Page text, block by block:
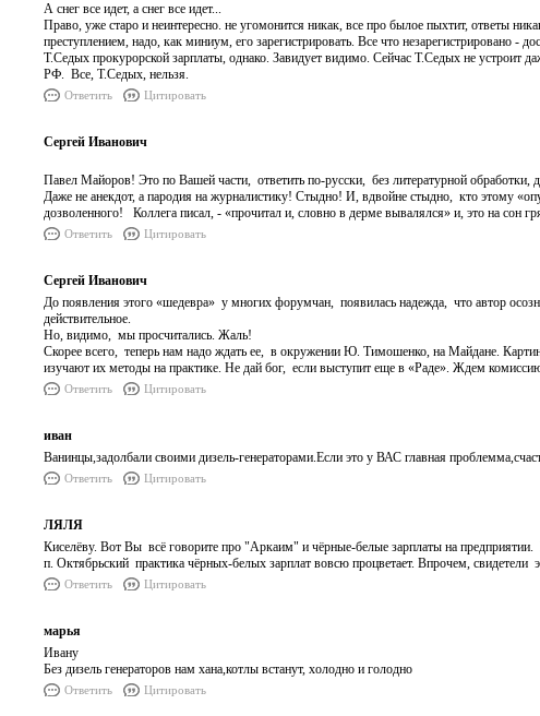
А снег все идет, а снег все идет...
Право, уже старо и неинтересно. не угомонится никак, все про былое пыхтит, ответы
преступлением, надо, как миниум, его зарегистрировать. Все что незарегистрировано -
Т.Седых прокурорской зарплаты, однако. Завидует видимо. Сейчас Т.Седых не устроит
РФ. Все, Т.Седых, нельзя.
Ответить Цитировать
Сергей Иванович
Павел Майоров! Это по Вашей части, ответить по-русски, без литературной обработки,
Даже не анекдот, а пародия на журналистику! Стыдно! И, вдвойне стыдно, кто этому
дозволенного! Коллега писал, - «прочитал и, словно в дерме вывалялся» и, это на сон
Ответить Цитировать
Сергей Иванович
До появления этого «шедевра» у многих форумчан, появилась надежда, что автор
действительное.
Но, видимо, мы просчитались. Жаль!
Скорее всего, теперь нам надо ждать ее, в окружении Ю. Тимошенко, на Майдане.
изучают их методы на практике. Не дай бог, если выступит еще в «Раде». Ждем
Ответить Цитировать
иван
Ванинцы,задолбали своими дизель-генераторами.Если это у ВАС главная
Ответить Цитировать
ЛЯЛЯ
Киселёву. Вот Вы всё говорите про "Аркаим" и чёрные-белые зарплаты на
п. Октябрьский практика чёрных-белых зарплат вовсю процветает. Впрочем,
Ответить Цитировать
марья
Ивану
Без дизель генераторов нам хана,котлы встанут, холодно и голодно
Ответить Цитировать